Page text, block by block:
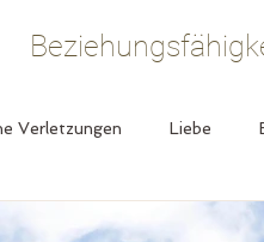
Verletzungen Liebe
Freiheit